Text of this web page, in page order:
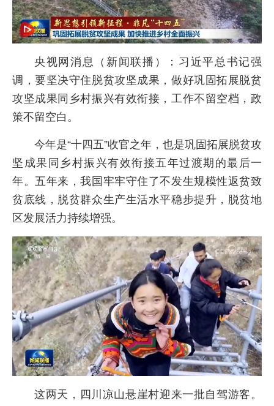
央视网消息（新闻联播）：习近平总书记强
调，要坚决守住脱贫攻坚成果，做好巩固拓展脱贫
攻坚成果同乡村振兴有效衔接，工作不留空档，政
策不留空白。
今年是“十四五”收官之年，也是巩固拓展脱贫攻
坚成果同乡村振兴有效衔接五年过渡期的最后一
年。五年来，我国牢牢守住了不发生规模性返贫致
贫底线，脱贫群众生产生活水平稳步提升，脱贫地
区发展活力持续增强。
这两天，四川凉山悬崖村迎来一批自驾游客。